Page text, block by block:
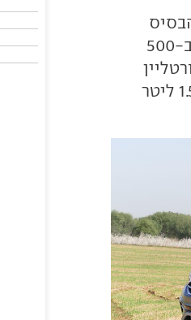
ב-1,000 שקל (173 אלף) אך התייקר בגרסה הבכירה ב-500
1.5 ליטר